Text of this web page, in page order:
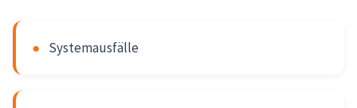
● Systemausfälle